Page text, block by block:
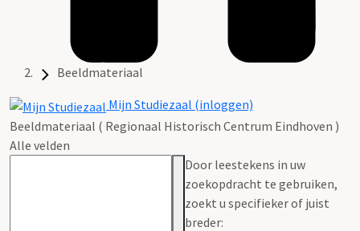
Beeldmateriaal
Mijn Studiezaal (inloggen)
Beeldmateriaal ( Regionaal Historisch Centrum Eindhoven )
Alle velden
Door leestekens in uw
zoekopdracht te gebruiken,
zoekt u specifieker of juist
breder: